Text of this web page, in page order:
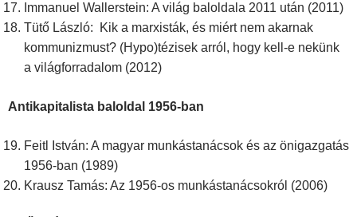
Immanuel Wallerstein: A világ baloldala 2011 után (2011)
Tütő László: Kik a marxisták, és miért nem akarnak
kommunizmust? (Hypo)tézisek arról, hogy kell-e nekünk
a világforradalom (2012)
Antikapitalista baloldal 1956-ban
Feitl István: A magyar munkástanácsok és az önigazgatás
1956-ban (1989)
Krausz Tamás: Az 1956-os munkástanácsokról (2006)